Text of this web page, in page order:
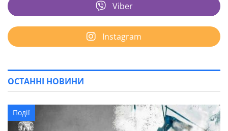
Viber
Instagram
ОСТАННІ НОВИНИ
Події